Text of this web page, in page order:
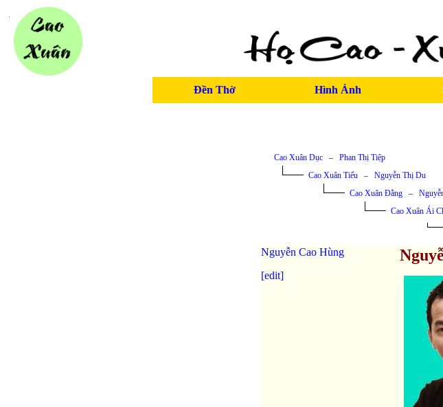
Đền Thờ Hình Ảnh
Cao Xuân Dục– Phan Thị Tiệp
Cao Xuân Tiếu– Nguyễn Thị Du
Cao Xuân Đằng–
Cao Xuân Ái
Nguyễn Cao Hùng
[edit]